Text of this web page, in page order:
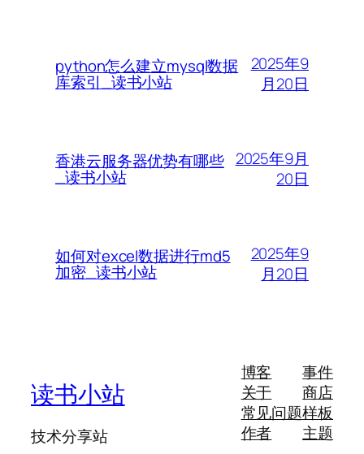
python怎么建立mysql数据
库索引_读书小站
2025年9
月20日
香港云服务器优势有哪些
_读书小站
2025年9月
20日
如何对excel数据进行md5
加密_读书小站
2025年9
月20日
读书小站
技术分享站
博客
关于
常见问题
作者
事件
商店
样板
主题